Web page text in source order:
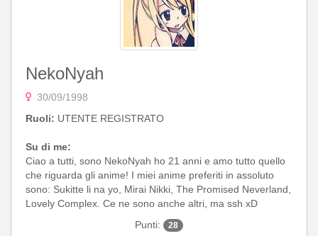
NekoNyah
30/09/1998
Ruoli: UTENTE REGISTRATO
Su di me:
Ciao a tutti, sono NekoNyah ho 21 anni e amo tutto quello
che riguarda gli anime! I miei anime preferiti in assoluto
sono: Sukitte li na yo, Mirai Nikki, The Promised Neverland,
Lovely Complex. Ce ne sono anche altri, ma ssh xD
Punti:
28